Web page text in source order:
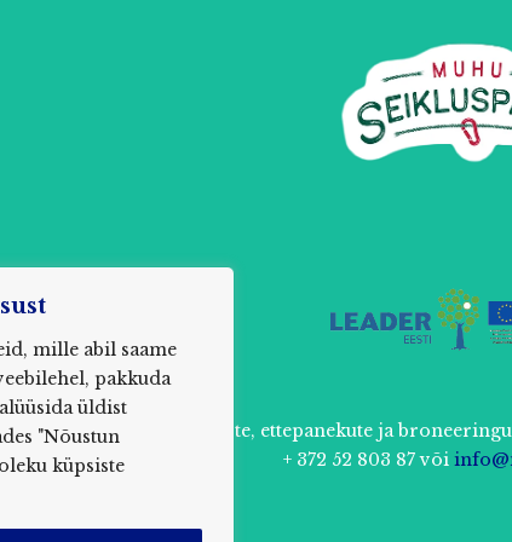
mille abil saame
pakkuda
üldist
"Nõustun
küpsiste
Küsimuste, ettepanekute ja
+ 372 52 803 87 või